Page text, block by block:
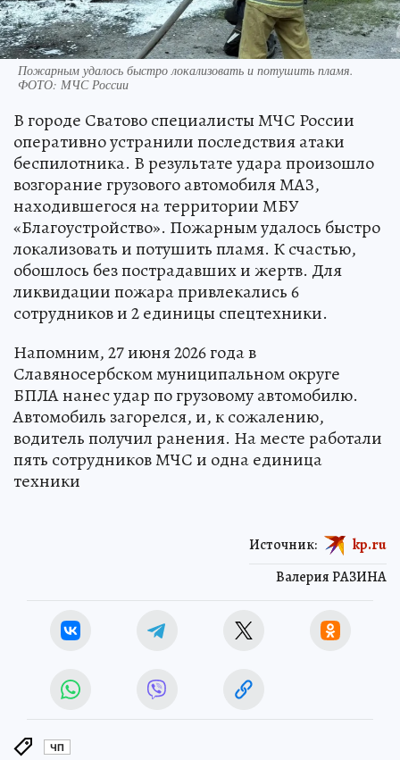
Пожарным удалось быстро локализовать и потушить пламя.
ФОТО: МЧС России
В городе Сватово специалисты МЧС России
оперативно устранили последствия атаки
беспилотника. В результате удара произошло
возгорание грузового автомобиля МАЗ,
находившегося на территории МБУ
«Благоустройство». Пожарным удалось быстро
локализовать и потушить пламя. К счастью,
обошлось без пострадавших и жертв. Для
ликвидации пожара привлекались 6
сотрудников и 2 единицы спецтехники.
Напомним, 27 июня 2026 года в
Славяносербском муниципальном округе
БПЛА нанес удар по грузовому автомобилю.
Автомобиль загорелся, и, к сожалению,
водитель получил ранения. На месте работали
пять сотрудников МЧС и одна единица
техники
Валерия РАЗИНА
Источник: kp.ru
ЧП